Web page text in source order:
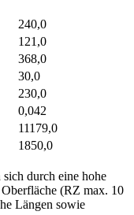
240,0
121,0
368,0
30,0
230,0
0,042
11179,0
1850,0
durch eine hohe
(RZ max. 10
Längen sowie